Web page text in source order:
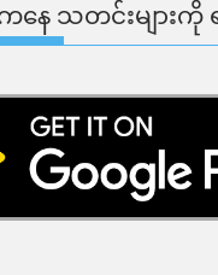
ကနေ ​​သတင်းများကို